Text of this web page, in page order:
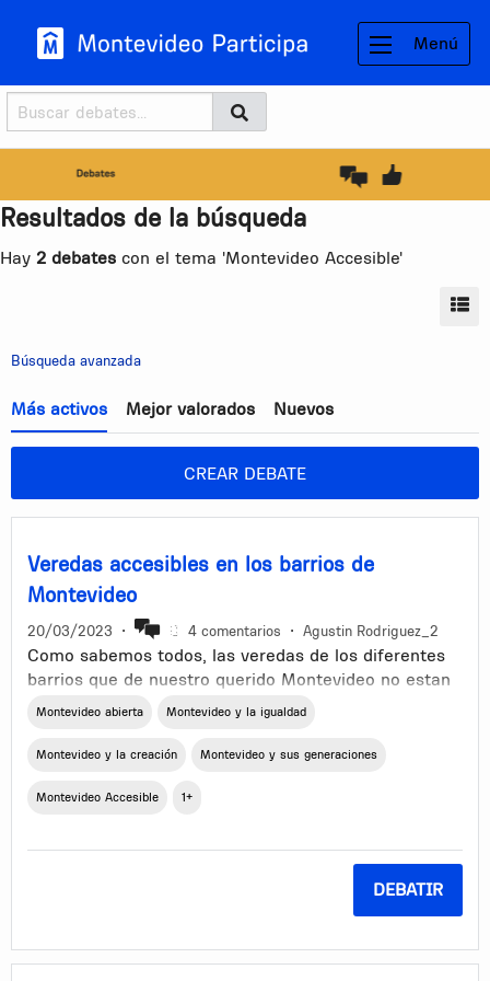
Menú
Buscador
Buscar BUSCAR
Resultados de la búsqueda
Hay 2 debates con el tema 'Montevideo Accesible'
Búsqueda avanzada
Más activos Mejor valorados Nuevos
CREAR DEBATE
Veredas accesibles en los barrios de
Montevideo
20/03/2023 • 4 comentarios • Agustin Rodriguez_2
Como sabemos todos, las veredas de los diferentes
barrios que de nuestro querido Montevideo no estan
en buen estado, ya sea porque la raiz de un arbol la
algun arreglo de algun servicio, etc. Son muchos los
es que luego de dañada puede pasar mucho tiempo
reclamos necesarios.
discapacidades o con carritos de bebes no puedan
posibles accidentes a las personas y que no se
Montevideo abierta Montevideo y la igualdad
Montevideo y la creación Montevideo y sus generaciones
Montevideo Accesible 1+
DEBATIR